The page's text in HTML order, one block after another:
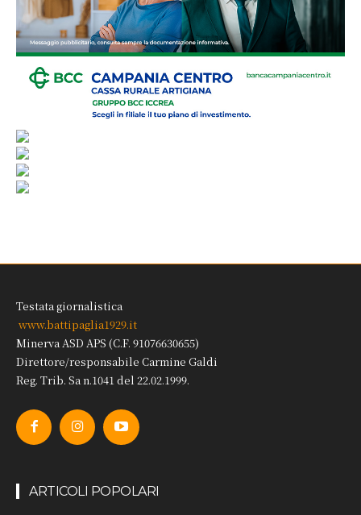
Testata giornalistica
www.battipaglia1929.it
Minerva ASD APS (C.F. 91076630655)
Direttore/responsabile Carmine Galdi
Reg. Trib. Sa n.1041 del 22.02.1999.
ARTICOLI POPOLARI